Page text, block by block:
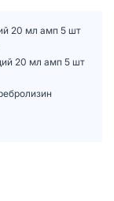
20 мл амп 5 шт
20 мл амп 5 шт